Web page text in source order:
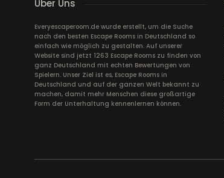
Über Uns
Everyescaperoom.de wurde erstellt, um die Suche
nach den besten Escape Rooms in Deutschland so
einfach wie möglich zu gestalten. Auf unserer
Website sind jetzt 1263 Escape Rooms zu finden von
ganz Deutschland mit echten Bewertungen von
Spielern. Unser Ziel ist es, Escape Rooms in
Deutschland und auf der ganzen Welt bekannt zu
machen, damit mehr Menschen diese großartige
Form der Unterhaltung kennenlernen können.